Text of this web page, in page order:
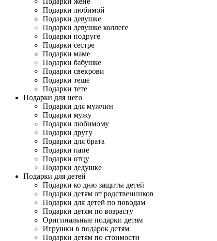
Подарки любимой
Подарки девушке
Подарки девушке коллеге
Подарки подруге
Подарки сестре
Подарки маме
Подарки бабушке
Подарки свекрови
Подарки теще
Подарки тете
Подарки для него
Подарки для мужчин
Подарки мужу
Подарки любимому
Подарки другу
Подарки для брата
Подарки папе
Подарки отцу
Подарки дедушке
Подарки для детей
Подарки ко дню защиты детей
Подарки детям от родственников
Подарки для детей по поводам
Подарки детям по возрасту
Оригинальные подарки детям
Игрушки в подарок детям
Подарки детям по стоимости